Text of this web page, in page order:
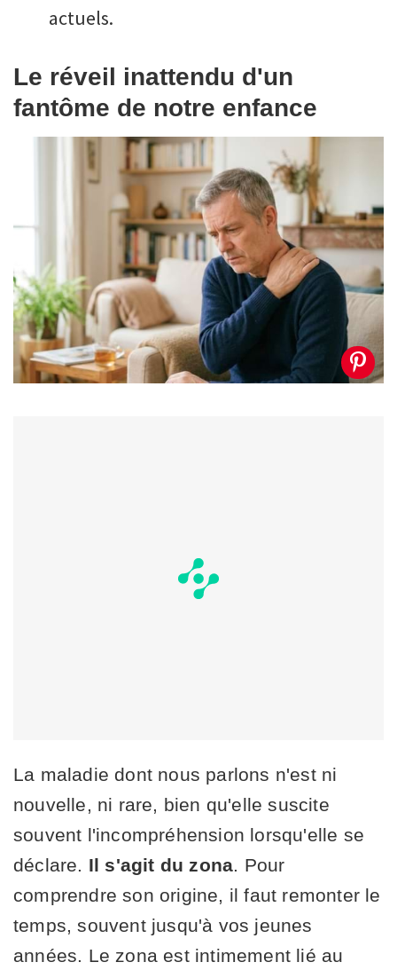
actuels.
Le réveil inattendu d'un
fantôme de notre enfance
La maladie dont nous parlons n'est ni
nouvelle, ni rare, bien qu'elle suscite
souvent l'incompréhension lorsqu'elle se
déclare. Il s'agit du zona. Pour
comprendre son origine, il faut remonter le
temps, souvent jusqu'à vos jeunes
années. Le zona est intimement lié au